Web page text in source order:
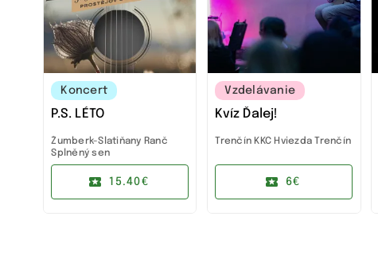
Koncert
P.S. LÉTO
Žumberk-Slatiňany Ranč
Splněný sen
15.40€
Vzdelávanie
Kvíz Ďalej!
Trenčín KKC Hviezda Trenčín
6€